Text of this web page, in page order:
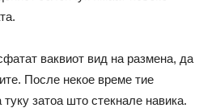
ваквиот вид на размена, да
После некое време тие
затоа што стекнале навика.